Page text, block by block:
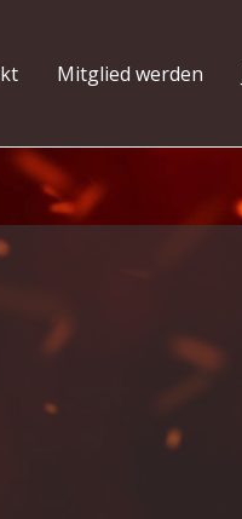
Mitglied werden